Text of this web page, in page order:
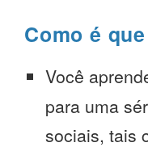
Como é
Você
para uma
sociais, tais